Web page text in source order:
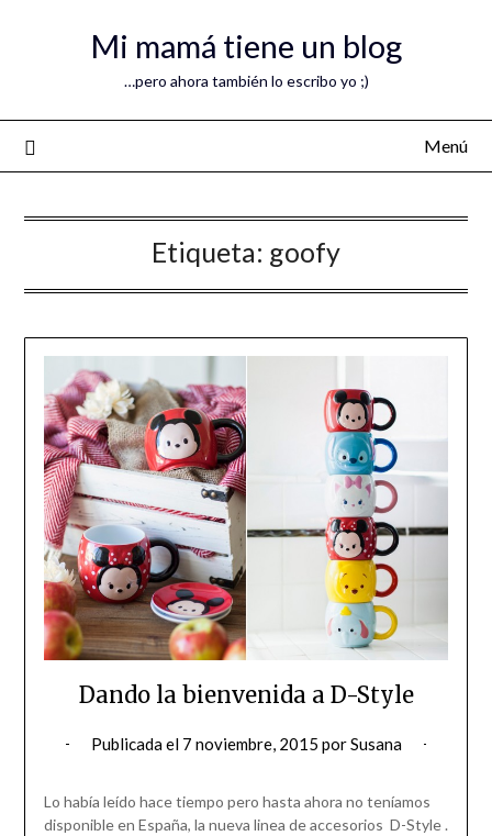
Mi mamá tiene un blog
…pero ahora también lo escribo yo ;)
Menú
Etiqueta: goofy
Dando la bienvenida a D-Style
Publicada el 7 noviembre, 2015 porSusana
Lo había leído hace tiempo pero hasta ahora no teníamos
disponible en España, la nueva linea de accesorios D-Style .